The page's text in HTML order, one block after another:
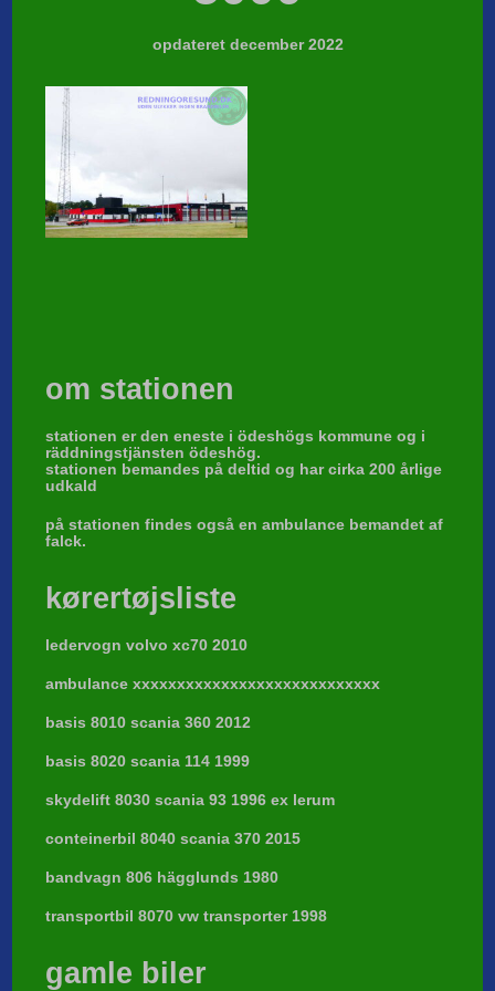
opdateret december 2022
om stationen
stationen er den eneste i ödeshögs kommune og i
räddningstjänsten ödeshög.
stationen bemandes på deltid og har cirka 200 årlige
udkald
på stationen findes også en ambulance bemandet af
falck.
kørertøjsliste
ledervogn volvo xc70 2010
ambulance xxxxxxxxxxxxxxxxxxxxxxxxxxxx
basis 8010 scania 360 2012
basis 8020 scania 114 1999
skydelift 8030 scania 93 1996 ex lerum
conteinerbil 8040 scania 370 2015
bandvagn 806 hägglunds 1980
transportbil 8070 vw transporter 1998
gamle biler